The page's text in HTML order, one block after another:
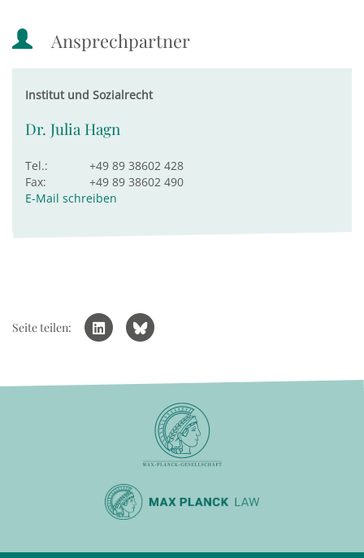
Ansprechpartner
Institut und Sozialrecht
Dr. Julia Hagn
Tel.:
+49 89 38602 428
Fax:
+49 89 38602 490
E-Mail schreiben
Seite teilen: